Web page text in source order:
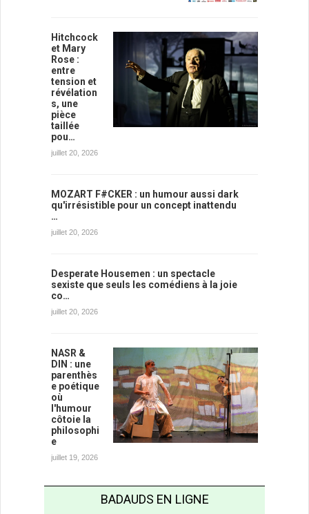
Hitchcock
et Mary
Rose :
entre
tension et
révélation
s, une
pièce
taillée
pou…
juillet 20, 2026
MOZART F#CKER : un humour aussi dark
qu'irrésistible pour un concept inattendu
…
juillet 20, 2026
Desperate Housemen : un spectacle
sexiste que seuls les comédiens à la joie
co…
juillet 20, 2026
NASR &
DIN : une
parenthès
e poétique
où
l'humour
côtoie la
philosophi
e
juillet 19, 2026
BADAUDS EN LIGNE